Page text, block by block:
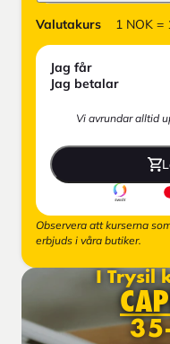
Valutakurs 1 NOK =
Jag får
Jag betalar
Vi avrundar alltid
Observera att kurserna
erbjuds i våra butiker.
I Trysil